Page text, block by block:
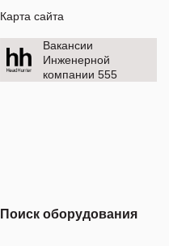
Карта сайта
Вакансии
Инженерной
компании 555
Поиск оборудования